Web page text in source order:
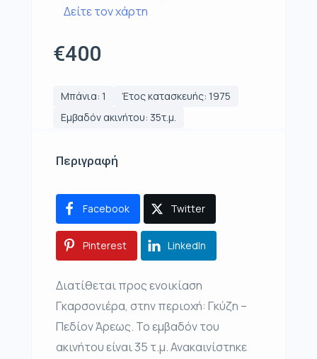
Δείτε τον χάρτη
€400
Μπάνια: 1
Έτος κατασκευής: 1975
Εμβαδόν ακινήτου: 35τ.μ.
Περιγραφή
Facebook Twitter
Pinterest LinkedIn
Διατίθεται προς ενοικίαση
Γκαρσονιέρα, στην περιοχή: Γκύζη –
Πεδίον Άρεως. Το εμβαδόν του
ακινήτου είναι 35 τ.μ. Ανακαινίστηκε